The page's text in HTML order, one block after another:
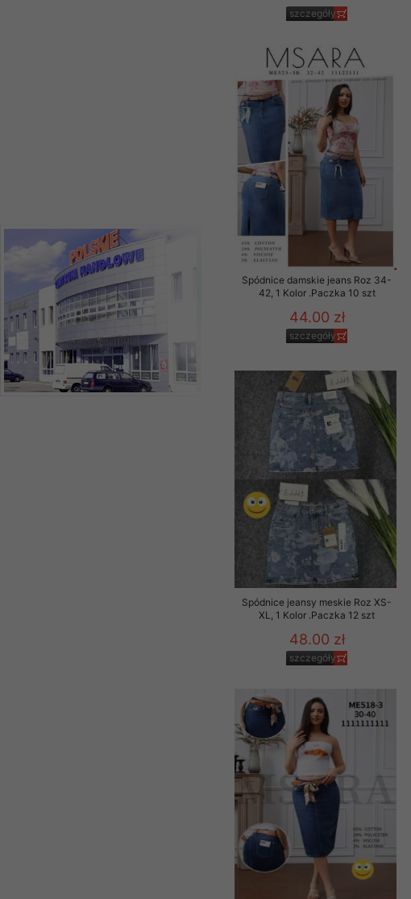
szczegóły
Spódnice damskie jeans Roz 34-
42, 1 Kolor .Paczka 10 szt
44.00 zł
szczegóły
Spódnice jeansy meskie Roz XS-
XL, 1 Kolor .Paczka 12 szt
48.00 zł
szczegóły